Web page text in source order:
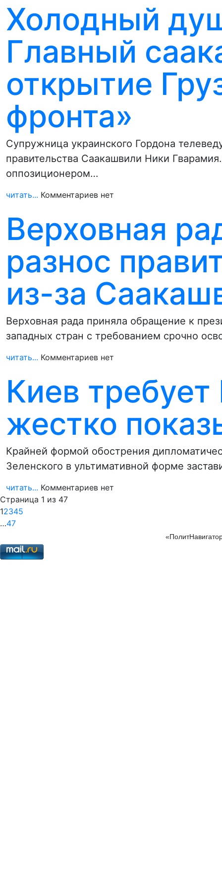
Холодный
Главный
открытие
фронта»
Супружница украинского Гордона
правительства Саакашвили Ники
оппозиционером…
читать... Комментариев нет
Верховная
разнос
из-за
Верховная рада приняла обращение к
западных стран с требованием срочно
читать... Комментариев нет
Киев
жестко
Крайней формой обострения
Зеленского в ультимативной форме
читать... Комментариев нет
Страница 1 из 47
12345
…47